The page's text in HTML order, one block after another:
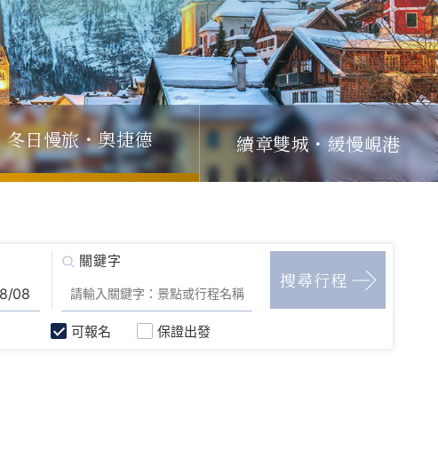
冬日慢旅・奧捷德 續章雙城・緩慢峴港
可報名 保證出發